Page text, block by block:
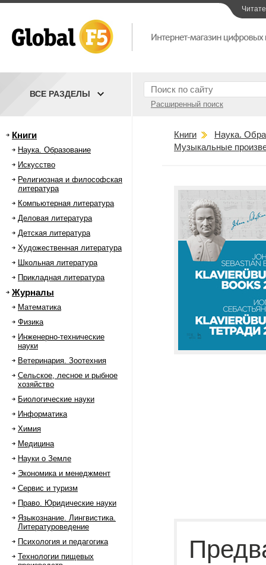
Расширенный поиск
ВСЕ РАЗДЕЛЫ
Книги
Наука. Образование
Искусство
Религиозная и философская
литература
Компьютерная литература
Деловая литература
Детская литература
Художественная литература
Школьная литература
Прикладная литература
Журналы
Математика
Физика
Инженерно-технические
науки
Ветеринария. Зоотехния
Сельское, лесное и рыбное
хозяйство
Биологические науки
Информатика
Химия
Медицина
Науки о Земле
Экономика и менеджмент
Сервис и туризм
Право. Юридические науки
Языкознание. Лингвистика.
Литературоведение
Психология и педагогика
Технологии пищевых
Книги
Наука.
Музыкальные